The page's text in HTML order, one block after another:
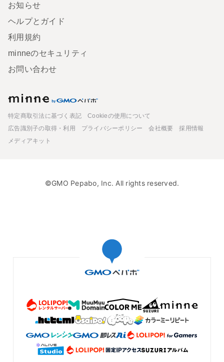
お知らせ
ヘルプとガイド
利用規約
minneのセキュリティ
お問い合わせ
特定商取引法に基づく表記
Cookieの使用について
広告識別子の取得・利用
プライバシーポリシー 会社概要
採用情報
メディアキット
©GMO Pepabo, Inc. All rights reserved.